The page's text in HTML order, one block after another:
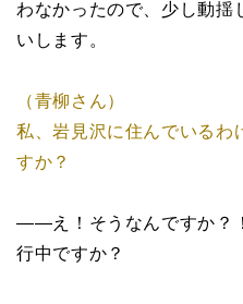
わなかったので、少し動
いします。
（青柳さん）
私、岩見沢に住んでいるわ
すか？
――え！そうなんですか？
行中ですか？